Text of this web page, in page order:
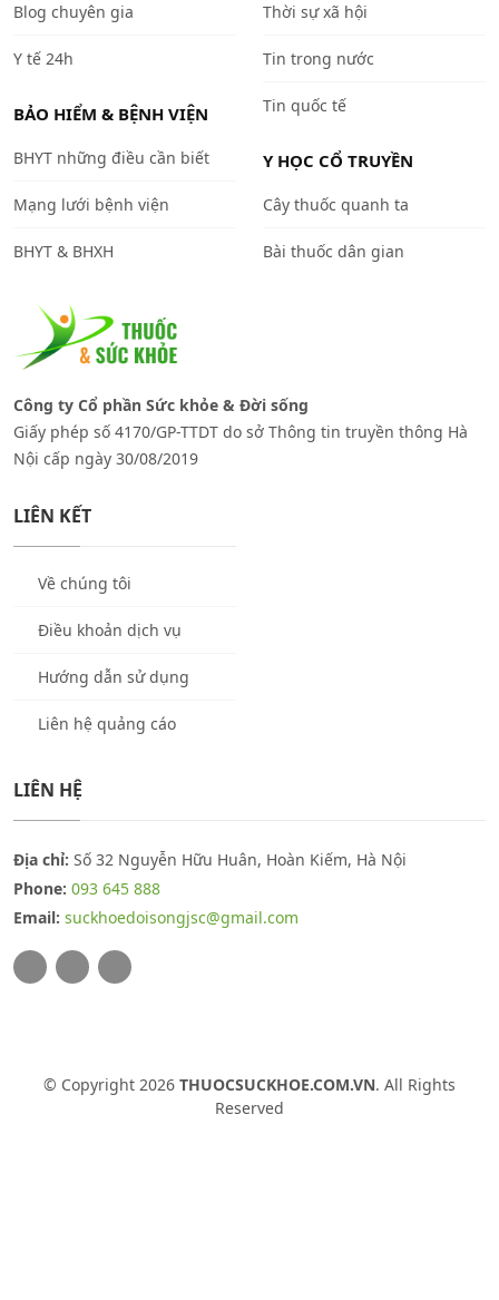
Blog chuyên gia
Y tế 24h
BẢO HIỂM & BỆNH VIỆN
BHYT những điều cần biết
Mạng lưới bệnh viện
BHYT & BHXH
Thời sự xã hội
Tin trong nước
Tin quốc tế
Y HỌC CỔ TRUYỀN
Cây thuốc quanh ta
Bài thuốc dân gian
Công ty Cổ phần Sức khỏe & Đời sống
Giấy phép số 4170/GP-TTDT do sở Thông tin truyền thông Hà
Nội cấp ngày 30/08/2019
LIÊN KẾT
Về chúng tôi
Điều khoản dịch vụ
Hướng dẫn sử dụng
Liên hệ quảng cáo
LIÊN HỆ
Địa chỉ: Số 32 Nguyễn Hữu Huân, Hoàn Kiếm, Hà Nội
Phone: 093 645 888
Email: suckhoedoisongjsc@gmail.com
© Copyright 2026 THUOCSUCKHOE.COM.VN. All Rights
Reserved